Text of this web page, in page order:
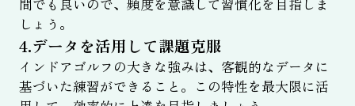
間でも良いので、頻度を意識して習慣化を目指しま
しょう。
4.データを活用して課題克服
インドアゴルフの大きな強みは、客観的なデータに
基づいた練習ができること。この特性を最大限に活